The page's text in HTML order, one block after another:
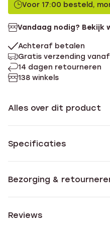
Voor 17:00 besteld,
Vandaag nodig? Bekijk
Achteraf betalen
Gratis verzending
14 dagen retourneren
138 winkels
Alles over dit product
Specificaties
Bezorging &
Reviews